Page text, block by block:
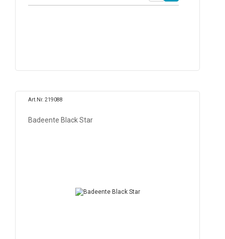
Art.Nr. 219088
Badeente Black Star